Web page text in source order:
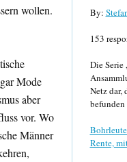
wollen.
Mode
aber
vor. Wo
Männer
By:
153
Die Serie
Netz dar,
befunden
Rente,